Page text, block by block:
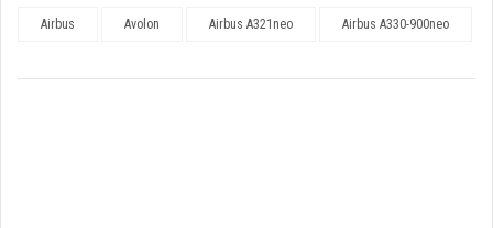
Airbus Avolon Airbus A321neo Airbus A330-900neo